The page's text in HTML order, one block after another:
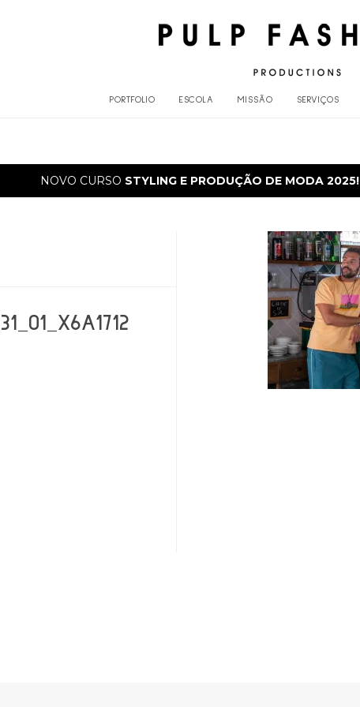
PORTFOLIO ESCOLA MISSÃO SERVIÇOS
NOVO CURSO STYLING E PRODUÇÃO DE MODA 2025!